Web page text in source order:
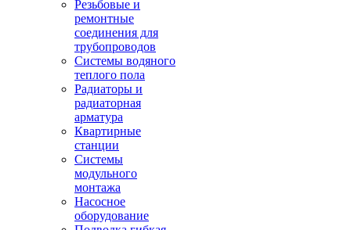
Резьбовые и
ремонтные
соединения для
трубопроводов
Системы водяного
теплого пола
Радиаторы и
радиаторная
арматура
Квартирные
станции
Системы
модульного
монтажа
Насосное
оборудование